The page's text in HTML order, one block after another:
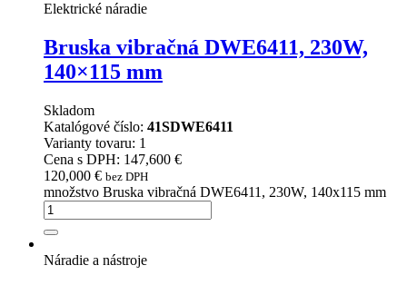
Elektrické náradie
Bruska vibračná DWE6411, 230W,
140×115 mm
Skladom
Katalógové číslo: 41SDWE6411
Varianty tovaru: 1
Cena s DPH: 147,600 €
120,000 € bez DPH
množstvo Bruska vibračná DWE6411, 230W, 140x115 mm
Náradie a nástroje